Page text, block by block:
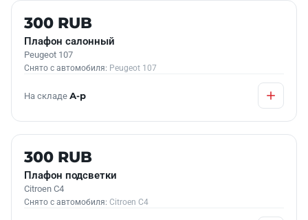
Б/У В НАЛИЧИИ
300 RUB
Плафон салонный
Peugeot 107
Снято с автомобиля: Peugeot 107
На складе А-р
Б/У В НАЛИЧИИ
300 RUB
Плафон подсветки
Citroen C4
Снято с автомобиля: Citroen C4